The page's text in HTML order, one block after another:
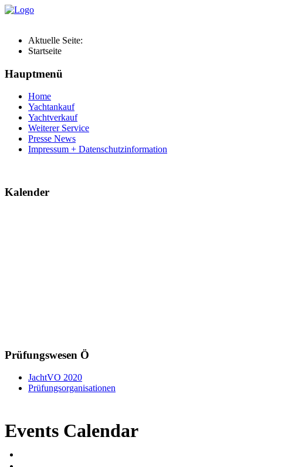
Aktuelle Seite:
Startseite
Hauptmenü
Home
Yachtankauf
Yachtverkauf
Weiterer Service
Presse News
Impressum + Datenschutzinformation
Kalender
Prüfungswesen Ö
JachtVO 2020
Prüfungsorganisationen
Events Calendar